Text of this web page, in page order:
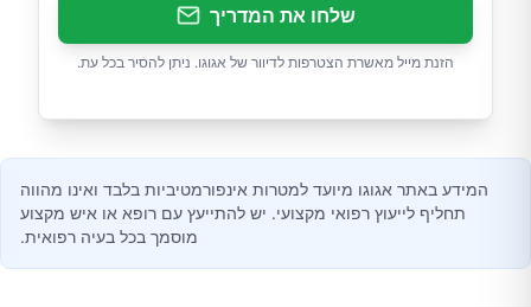
שלחו את המדריך
הזנת מייל מאשרת הצטרפות לדיוור של אגוגו. ניתן להסיר בכל עת.
המידע באתר אגוגו מיועד למטרות אינפורמטיביות בלבד ואינו מהווה
תחליף לייעוץ רפואי מקצועי. יש להתייעץ עם רופא או איש מקצוע
מוסמך בכל בעיה רפואית.